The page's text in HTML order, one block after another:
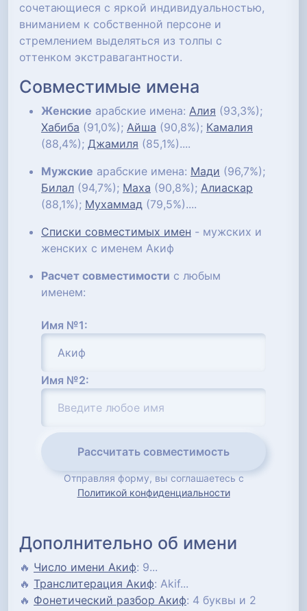
сочетающиеся с яркой индивидуальностью,
вниманием к собственной персоне и
стремлением выделяться из толпы с
оттенком экстравагантности.
Совместимые имена
Женские арабские имена: Алия (93,3%);
Хабиба (91,0%); Айша (90,8%); Камалия
(88,4%); Джамиля (85,1%)....
Мужские арабские имена: Мади (96,7%);
Билал (94,7%); Маха (90,8%); Алиаскар
(88,1%); Мухаммад (79,5%)....
Списки совместимых имен - мужских и
женских с именем Акиф
Расчет совместимости с любым
именем:
Имя №1:
Имя №2:
Рассчитать совместимость
Отправляя форму, вы соглашаетесь с
Политикой конфиденциальности
Дополнительно об имени
🔥 Число имени Акиф: 9...
🔥 Транслитерация Акиф: Akif...
🔥 Фонетический разбор Акиф: 4 буквы и 2